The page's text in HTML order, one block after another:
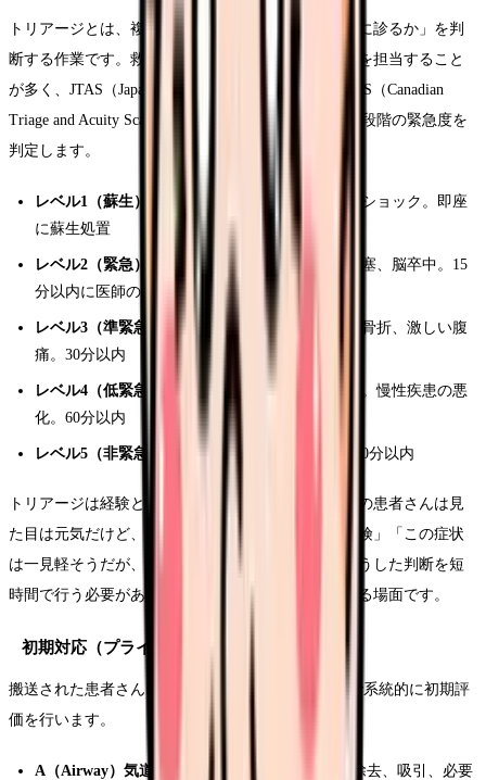
トリアージとは、複数の患者さんの中から「誰を先に診るか」を判
断する作業です。救急外来では看護師がトリアージを担当すること
が多く、JTAS（Japan Triage and Acuity Scale）やCTAS（Canadian
Triage and Acuity Scale）などのスケールを用いて、5段階の緊急度を
判定します。
レベル1（蘇生）
：生命の危機。心肺停止、重症ショック。即座
に蘇生処置
レベル2（緊急）
：生命の危険あり。急性心筋梗塞、脳卒中。15
分以内に医師の診察
レベル3（準緊急）
：潜在的に重症化の可能性。骨折、激しい腹
痛。30分以内
レベル4（低緊急）
：安定しているが受診が必要。慢性疾患の悪
化。60分以内
レベル5（非緊急） ：一般外来でも対応可能。120分以内
トリアージは経験と知識が試される業務です。「この患者さんは見
た目は元気だけど、バイタルの数値から考えると危険」「この症状
は一見軽そうだが、見逃すと手遅れになる」——こうした判断を短
時間で行う必要があり、ベテラン看護師でも緊張する場面です。
初期対応（プライマリーサーベイ）
搬送された患者さんに対して、ABCDEアプローチで系統的に初期評
価を行います。
A（Airway）気道
：気道の開通性を確認。異物除去、吸引、必要